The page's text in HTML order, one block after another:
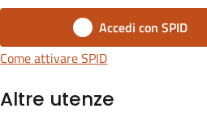
Accedi con SPID
Come attivare SPID
Altre utenze